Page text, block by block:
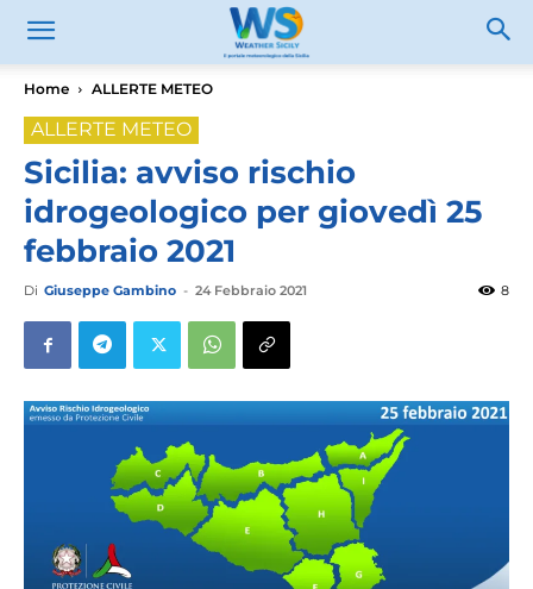
Home ALLERTE METEO
ALLERTE METEO
Sicilia: avviso rischio
idrogeologico per giovedì 25
febbraio 2021
Di Giuseppe Gambino - 24 Febbraio 2021 8